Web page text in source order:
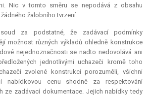
Nic v tomto směru se nepodává z obsahu
žalobního tvrzení.
za podstatné, že zadávací podmínky
možnost různých výkladů ohledně konstrukce
nejednoznačnosti se nadto nedovolává ani
jednotlivými uchazeči kromě toho
zvolené konstrukci porozuměli, všichni
nabídkovou cenu shodně za respektování
ze zadávací dokumentace. Jejich nabídky tedy